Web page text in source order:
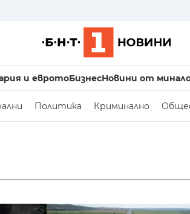
и евротоБизнесНовини от
Политика Криминално